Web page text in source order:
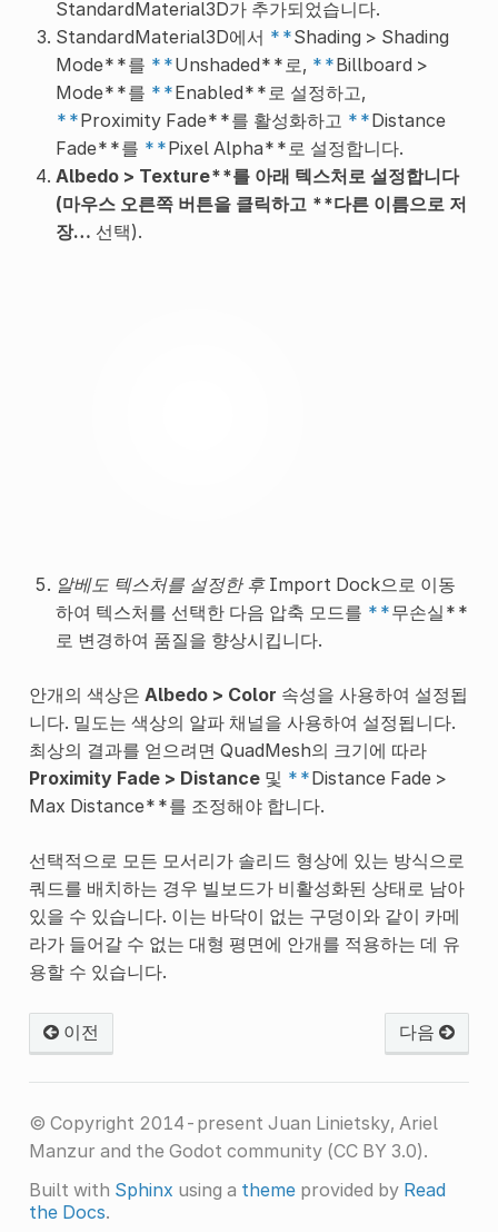
StandardMaterial3D가 추가되었습니다.
StandardMaterial3D에서 **Shading > Shading
Mode**를 **Unshaded**로, **Billboard >
Mode**를 **Enabled**로 설정하고,
**Proximity Fade**를 활성화하고 **Distance
Fade**를 **Pixel Alpha**로 설정합니다.
Albedo > Texture**를 아래 텍스처로 설정합니다
(마우스 오른쪽 버튼을 클릭하고 **다른 이름으로 저
장… 선택).
알베도 텍스처를 설정한 후Import Dock으로 이동
하여 텍스처를 선택한 다음 압축 모드를 **무손실**
로 변경하여 품질을 향상시킵니다.
안개의 색상은 Albedo > Color 속성을 사용하여 설정됩
니다. 밀도는 색상의 알파 채널을 사용하여 설정됩니다.
최상의 결과를 얻으려면 QuadMesh의 크기에 따라
Proximity Fade > Distance및 **Distance Fade >
Max Distance**를 조정해야 합니다.
선택적으로 모든 모서리가 솔리드 형상에 있는 방식으로
쿼드를 배치하는 경우 빌보드가 비활성화된 상태로 남아
있을 수 있습니다. 이는 바닥이 없는 구덩이와 같이 카메
라가 들어갈 수 없는 대형 평면에 안개를 적용하는 데 유
용할 수 있습니다.
이전 다음
© Copyright 2014-present Juan Linietsky, Ariel
Manzur and the Godot community (CC BY 3.0).
Built with Sphinx using a themeprovided by Read
the Docs.